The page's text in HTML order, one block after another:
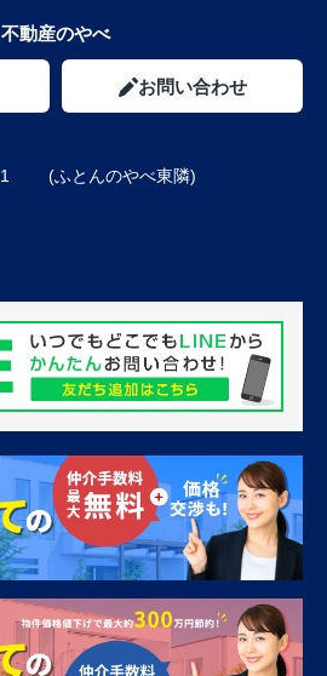
不動産のやべ
お問い合わせ
(ふとんのやべ東隣)